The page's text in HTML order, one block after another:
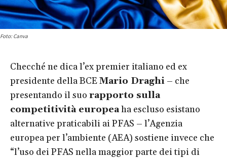
Foto: Canva
Checché ne dica l’ex premier italiano ed ex
presidente della BCEMario Draghi – che
presentando il suo rapporto sulla
competitività europeaha escluso esistano
alternative praticabili ai PFAS – l’Agenzia
europea per l’ambiente (AEA) sostiene invece che
“l’uso dei PFAS nella maggior parte dei tipi di